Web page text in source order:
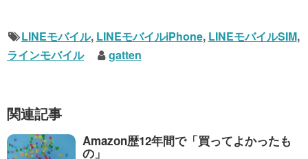
LINEモバイル, LINEモバイルiPhone, LINEモバイルSIM,
ラインモバイル
gatten
関連記事
Amazon歴12年間で「買ってよかったも
の」